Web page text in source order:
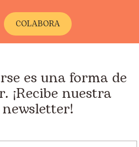
COLABORA
es una forma de
¡Recibe nuestra
newsletter!